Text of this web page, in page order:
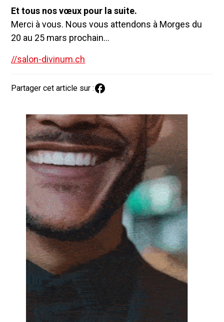
Et tous nos vœux pour la suite.
Merci à vous. Nous vous attendons à Morges du
20 au 25 mars prochain…
//salon-divinum.ch
Partager cet article sur :